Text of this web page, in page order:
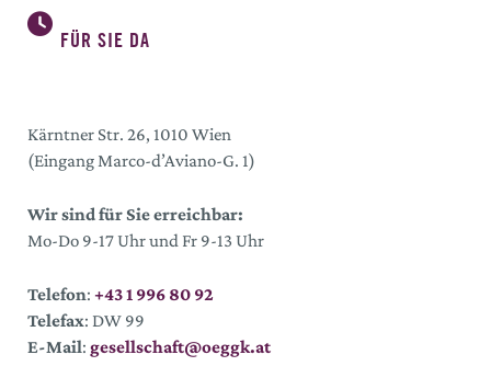
FÜR SIE DA
Kärntner Str. 26, 1010 Wien
(Eingang Marco-d’Aviano-G. 1)
Wir sind für Sie erreichbar:
Mo-Do 9-17 Uhr und Fr 9-13 Uhr
Telefon: +43 1 996 80 92
Telefax: DW 99
E-Mail: gesellschaft@oeggk.at